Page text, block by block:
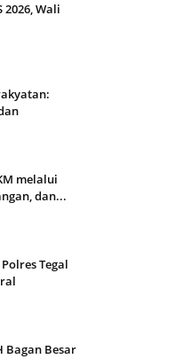
2026, Wali
melalui
dan...
Tegal
Bagan Besar